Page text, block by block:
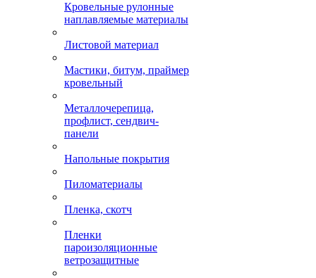
Кровельные рулонные
наплавляемые материалы
Листовой материал
Мастики, битум, праймер
кровельный
Металлочерепица,
профлист, сендвич-
панели
Напольные покрытия
Пиломатериалы
Пленка, скотч
Пленки
пароизоляционные
ветрозащитные